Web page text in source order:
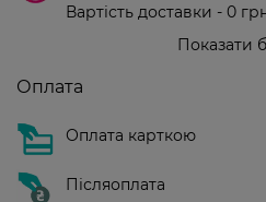
Вартість доставки - 0
Показати
Оплата
Оплата карткою
Післяоплата